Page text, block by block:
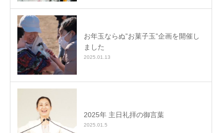
お年玉ならぬ”お菓子玉”企画を開催し
ました
2025.01.13
2025年 主日礼拝の御言葉
2025.01.5